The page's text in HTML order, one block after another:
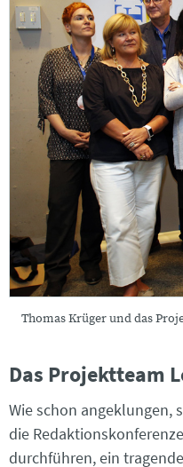
Thomas Krüger und das
Das Projektteam
Wie schon angeklungen,
die
durchführen, ein